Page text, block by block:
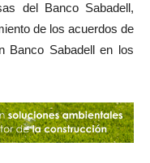
del Banco Sabadell,
de los acuerdos de
Banco Sabadell en los